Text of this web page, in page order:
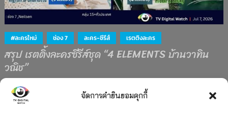
จัดการคำยินยอมคุกกี้
#ละครใหม่ ช่อง 7 ละคร-ซีรีส์ เรตติงละคร
สรุป เรตติ้งละครซีรีส์ชุด “4 ELEMENTS บ้านวาทิน
วณิช”